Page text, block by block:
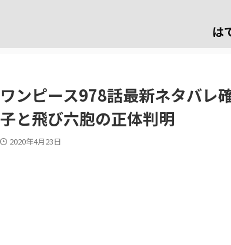
は
ワンピース978話最新ネタバレ
子と飛び六胞の正体判明
2020年4月23日